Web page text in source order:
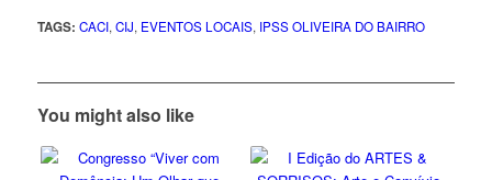
TAGS: CACI, CIJ, EVENTOS LOCAIS, IPSS OLIVEIRA DO BAIRRO
You might also like